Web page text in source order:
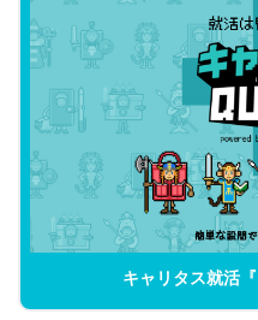
キャリタス就活